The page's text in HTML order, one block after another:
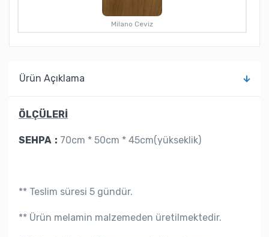
Milano Ceviz
Ürün Açıklama
ÖLÇÜLERİ
SEHPA : 70cm * 50cm * 45cm(yükseklik)
** Teslim süresi 5 gündür.
** Ürün melamin malzemeden üretilmektedir.